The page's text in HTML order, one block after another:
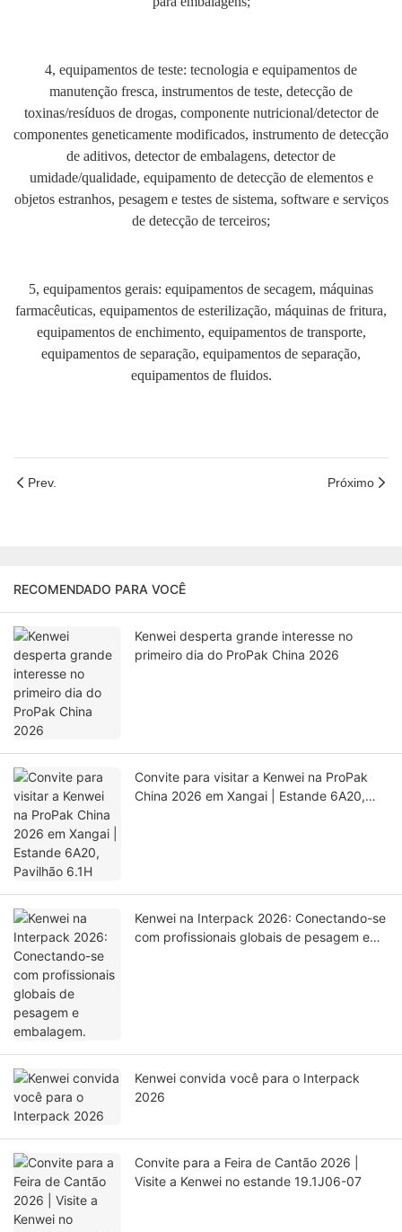
4, equipamentos de teste: tecnologia e equipamentos de
manutenção fresca, instrumentos de teste, detecção de
toxinas/resíduos de drogas, componente nutricional/detector de
componentes geneticamente modificados, instrumento de detecção
de aditivos, detector de embalagens, detector de
umidade/qualidade, equipamento de detecção de elementos e
objetos estranhos, pesagem e testes de sistema, software e serviços
de detecção de terceiros;
5, equipamentos gerais: equipamentos de secagem, máquinas
farmacêuticas, equipamentos de esterilização, máquinas de fritura,
equipamentos de enchimento, equipamentos de transporte,
equipamentos de separação, equipamentos de separação,
equipamentos de fluidos.
Prev. Próximo
RECOMENDADO PARA VOCÊ
Kenwei desperta grande interesse no
primeiro dia do ProPak China 2026
Convite para visitar a Kenwei na ProPak
China 2026 em Xangai | Estande 6A20,
Kenwei na Interpack 2026: Conectando-se
com profissionais globais de pesagem e
Kenwei convida você para o Interpack
2026
Convite para a Feira de Cantão 2026 |
Visite a Kenwei no estande 19.1J06-07